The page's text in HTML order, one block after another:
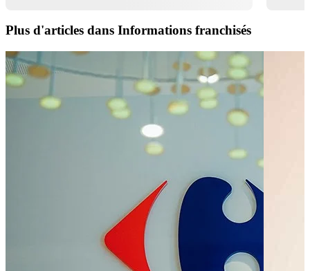
Plus d'articles dans Informations franchisés